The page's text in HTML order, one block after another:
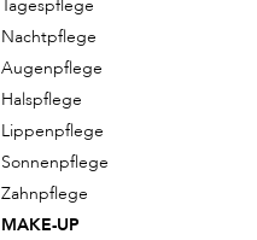
Tagespflege
Nachtpflege
Augenpflege
Halspflege
Lippenpflege
Sonnenpflege
Zahnpflege
MAKE-UP